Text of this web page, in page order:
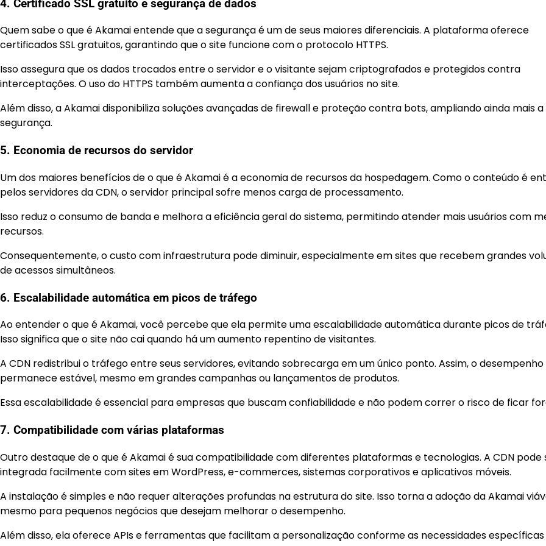
4. Certificado SSL gratuito e segurança de dados
Quem sabe o que é Akamai entende que a segurança é um de seus maiores diferenciais. A plataforma oferece
certificados SSL gratuitos, garantindo que o site funcione com o protocolo HTTPS.
Isso assegura que os dados trocados entre o servidor e o visitante sejam criptografados e protegidos contra
interceptações. O uso do HTTPS também aumenta a confiança dos usuários no site.
Além disso, a Akamai disponibiliza soluções avançadas de firewall e proteção contra bots, ampliando ainda mais a
segurança.
5. Economia de recursos do servidor
Um dos maiores benefícios de o que é Akamai é a economia de recursos da hospedagem. Como o conteúdo é
pelos servidores da CDN, o servidor principal sofre menos carga de processamento.
Isso reduz o consumo de banda e melhora a eficiência geral do sistema, permitindo atender mais usuários com
recursos.
Consequentemente, o custo com infraestrutura pode diminuir, especialmente em sites que recebem grandes
de acessos simultâneos.
6. Escalabilidade automática em picos de tráfego
Ao entender o que é Akamai, você percebe que ela permite uma escalabilidade automática durante picos de
Isso significa que o site não cai quando há um aumento repentino de visitantes.
A CDN redistribui o tráfego entre seus servidores, evitando sobrecarga em um único ponto. Assim, o desempenho
permanece estável, mesmo em grandes campanhas ou lançamentos de produtos.
Essa escalabilidade é essencial para empresas que buscam confiabilidade e não podem correr o risco de ficar
7. Compatibilidade com várias plataformas
Outro destaque de o que é Akamai é sua compatibilidade com diferentes plataformas e tecnologias. A CDN pode
integrada facilmente com sites em WordPress, e-commerces, sistemas corporativos e aplicativos móveis.
A instalação é simples e não requer alterações profundas na estrutura do site. Isso torna a adoção da Akamai
mesmo para pequenos negócios que desejam melhorar o desempenho.
Além disso, ela oferece APIs e ferramentas que facilitam a personalização conforme as necessidades